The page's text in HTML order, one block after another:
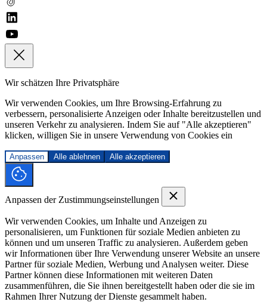
Wir schätzen Ihre Privatsphäre
Wir verwenden Cookies, um Ihre Browsing-Erfahrung zu
verbessern, personalisierte Anzeigen oder Inhalte bereitzustellen und
unseren Verkehr zu analysieren. Indem Sie auf "Alle akzeptieren"
klicken, willigen Sie in unsere Verwendung von Cookies ein
Anpassen Alle ablehnen Alle akzeptieren
Anpassen der Zustimmungseinstellungen
Wir verwenden Cookies, um Inhalte und Anzeigen zu
personalisieren, um Funktionen für soziale Medien anbieten zu
können und um unseren Traffic zu analysieren. Außerdem geben
wir Informationen über Ihre Verwendung unserer Website an unsere
Partner für soziale Medien, Werbung und Analysen weiter. Diese
Partner können diese Informationen mit weiteren Daten
zusammenführen, die Sie ihnen bereitgestellt haben oder die sie im
Rahmen Ihrer Nutzung der Dienste gesammelt haben.